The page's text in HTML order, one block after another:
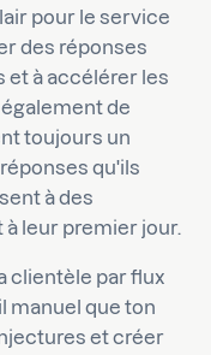
pour le service
des réponses
et à accélérer les
de
toujours un
qu'ils
à des
leur premier jour.
clientèle par flux
manuel que ton
et créer